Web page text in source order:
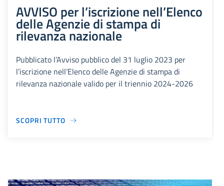
AVVISO per l’iscrizione nell’Elenco
delle Agenzie di stampa di
rilevanza nazionale
Pubblicato l’Avviso pubblico del 31 luglio 2023 per
l’iscrizione nell’Elenco delle Agenzie di stampa di
rilevanza nazionale valido per il triennio 2024-2026
SCOPRI TUTTO